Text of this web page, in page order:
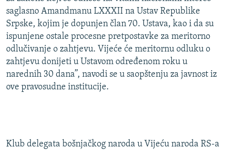
saglasno Amandmanu LXXXII na Ustav Republike
Srpske, kojim je dopunjen član 70. Ustava, kao i da su
ispunjene ostale procesne pretpostavke za meritorno
odlučivanje o zahtjevu. Vijeće će meritornu odluku o
zahtjevu donijeti u Ustavom određenom roku u
narednih 30 dana”, navodi se u saopštenju za javnost iz
ove pravosudne institucije.
Klub delegata bošnjačkog naroda u Vijeću naroda RS-a